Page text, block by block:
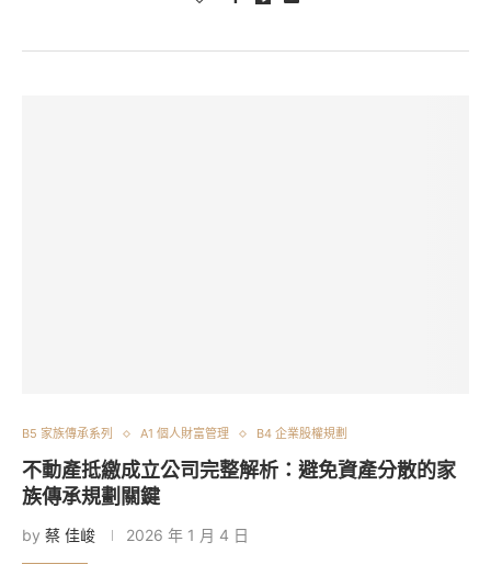
B5 家族傳承系列 A1 個人財富管理 B4 企業股權規劃
不動產抵繳成立公司完整解析：避免資產分散的家
族傳承規劃關鍵
by 蔡 佳峻 2026 年 1 月 4 日